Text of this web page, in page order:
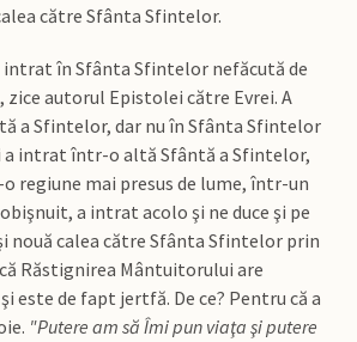
către Sfânta Sfintelor.
în Sfânta Sfintelor nefăcută de
zice autorul Epistolei către Evrei. A
a Sfintelor, dar nu în Sfânta Sfintelor
a intrat într-o altă Sfântă a Sfintelor,
regiune mai presus de lume, într-un
a intrat acolo şi ne duce şi pe
nouă calea către Sfânta Sfintelor prin
Răstignirea Mântuitorului are
este de fapt jertfă. De ce? Pentru că a
"Putere am să Îmi pun viaţa şi putere